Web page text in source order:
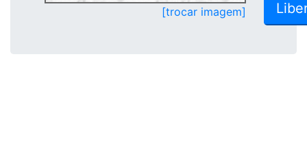
[trocar imagem]